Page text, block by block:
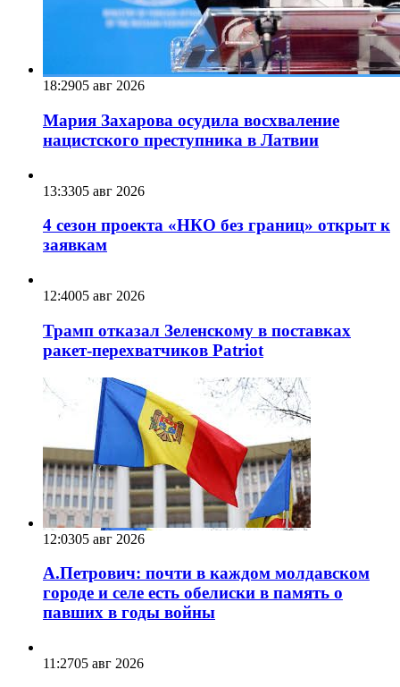
18:2905 авг 2026
Мария Захарова осудила восхваление
нацистского преступника в Латвии
13:3305 авг 2026
4 сезон проекта «НКО без границ» открыт к
заявкам
12:4005 авг 2026
Трамп отказал Зеленскому в поставках
ракет-перехватчиков Patriot
12:0305 авг 2026
А.Петрович: почти в каждом молдавском
городе и селе есть обелиски в память о
павших в годы войны
11:2705 авг 2026